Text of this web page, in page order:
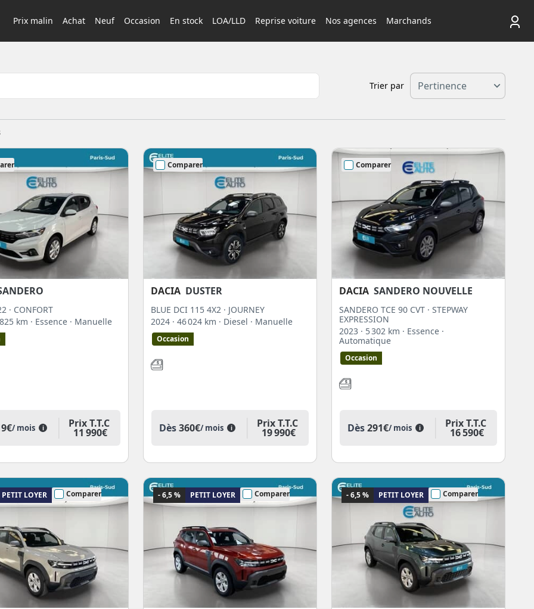
Prix malin Achat Neuf Occasion En stock LOA/LLD Reprise voiture Nos agences Marchands
Trier par
· CONFORT
km · Essence · Manuelle
/ mois i Prix T.T.C
11 990€
Comparer
DACIA DUSTER
BLUE DCI 115 4X2 · JOURNEY
2024 · 46 024 km · Diesel · Manuelle
Occasion
Dès360€/ mois i Prix T.T.C
19 990€
Comparer
DACIA SANDERO NOUVELLE
SANDERO TCE 90 CVT · STEPWAY
EXPRESSION
2023 · 5 302 km · Essence ·
Automatique
Occasion
Dès291€/ mois i Prix T.T.C
16 590€
PETIT LOYER Comparer - 6,5 % PETIT LOYER Comparer - 6,5 % PETIT LOYER Comparer